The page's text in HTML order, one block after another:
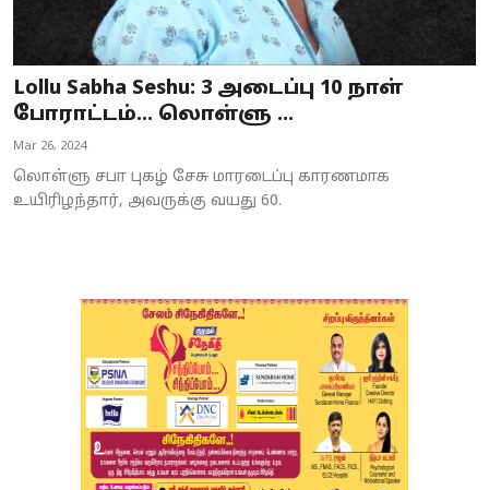
Astrology
Spirituality
Weather
Lollu Sabha Seshu: 3 அடைப்பு 10 நாள்
போராட்டம்… லொள்ளு ...
Mar 26, 2024
லொள்ளு சபா புகழ் சேசு மாரடைப்பு காரணமாக
உயிரிழந்தார், அவருக்கு வயது 60.